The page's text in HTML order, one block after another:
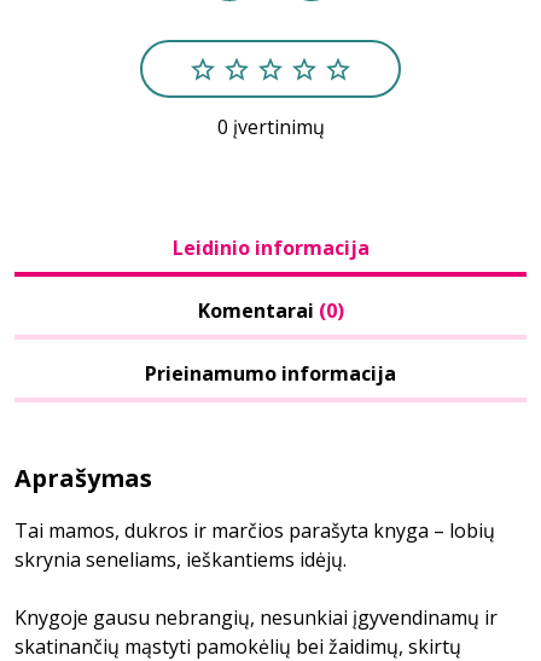
0 įvertinimų
Leidinio informacija
Komentarai (0)
Prieinamumo informacija
Aprašymas
Tai mamos, dukros ir marčios parašyta knyga – lobių
skrynia seneliams, ieškantiems idėjų.
Knygoje gausu nebrangių, nesunkiai įgyvendinamų ir
skatinančių mąstyti pamokėlių bei žaidimų, skirtų